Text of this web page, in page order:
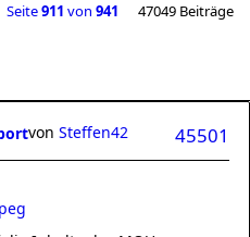
Seite911 von 941 47049 Beiträge
45501
von Steffen42